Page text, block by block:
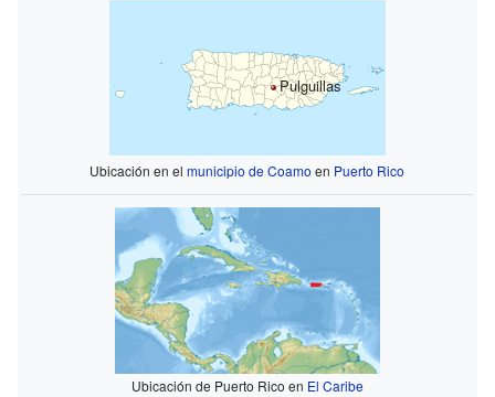
Pulguillas
Ubicación en elmunicipio de Coamo en Puerto Rico
Ubicación de Puerto Rico en El Caribe